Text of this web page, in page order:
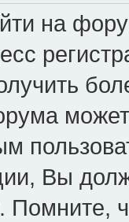
на
может
Вы
Помните,